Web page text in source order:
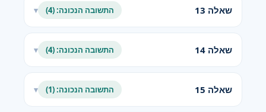
שאלה 13 התשובה הנכונה: (4) ▾
שאלה 14 התשובה הנכונה: (4) ▾
שאלה 15 התשובה הנכונה: (1) ▾